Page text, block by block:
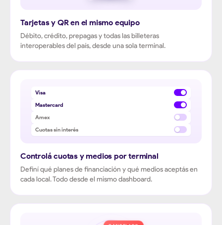
Tarjetas y QR en el mismo equipo
Débito, crédito, prepagas y todas las billeteras
interoperables del país, desde una sola terminal.
Visa
Mastercard
Amex
Cuotas sin interés
Controlá cuotas y medios por terminal
Definí qué planes de financiación y qué medios aceptás en
cada local. Todo desde el mismo dashboard.